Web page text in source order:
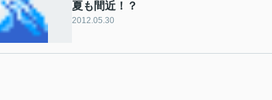
夏も間近！？
2012.05.30